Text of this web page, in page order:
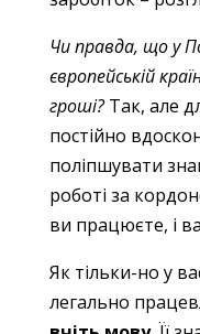
Чи правда, що у
європейській
гроші?Так, але
постійно
поліпшувати
роботі за
ви працюєте, і
Як тільки-но у
легально